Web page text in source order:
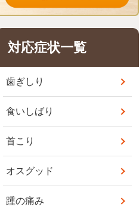
対応症状一覧
歯ぎしり
食いしばり
首こり
オスグッド
踵の痛み